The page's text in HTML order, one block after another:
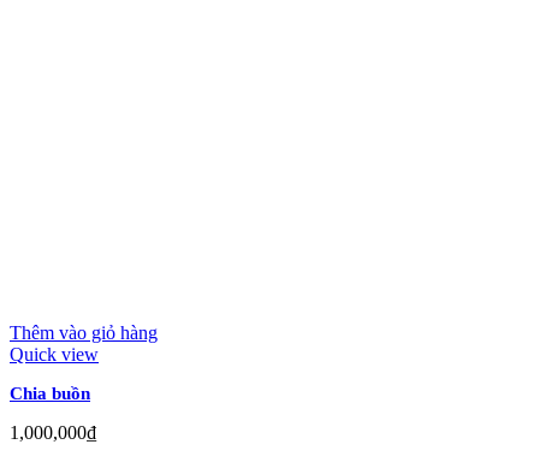
Thêm vào giỏ hàng
Quick view
Chia buồn
1,000,000₫